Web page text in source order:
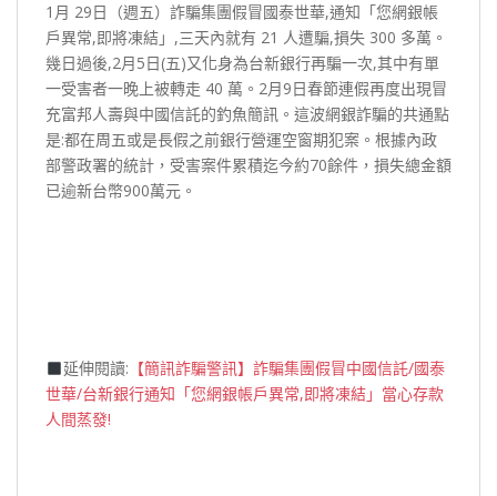
1月 29日（週五）詐騙集團假冒國泰世華,通知「您網銀帳
戶異常,即將凍結」,三天內就有 21 人遭騙,損失 300 多萬。
幾日過後,2月5日(五)又化身為台新銀行再騙一次,其中有單
一受害者一晚上被轉走 40 萬。2月9日春節連假再度出現冒
充富邦人壽與中國信託的釣魚簡訊。這波網銀詐騙的共通點
是:都在周五或是長假之前銀行營運空窗期犯案。根據內政
部警政署的統計，受害案件累積迄今約70餘件，損失總金額
已逾新台幣900萬元。
延伸閱讀: 【簡訊詐騙警訊】詐騙集團假冒中國信託/國泰
世華/台新銀行通知「您網銀帳戶異常,即將凍結」當心存款
人間蒸發!